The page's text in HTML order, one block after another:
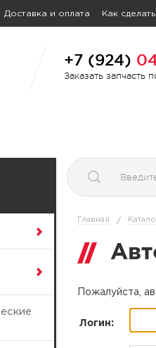
Доставка и оплата Как
+7 (924)
Заказать запчасть
Главная /
Пожалуйста,
Логин: